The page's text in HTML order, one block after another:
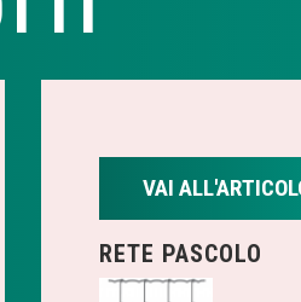
VAI
RETE PASCOLO